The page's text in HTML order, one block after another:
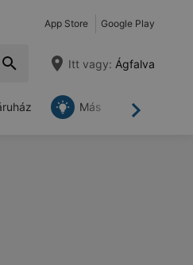
App Store Google Play
Itt vagy: Ágfalva
Tovább
Más